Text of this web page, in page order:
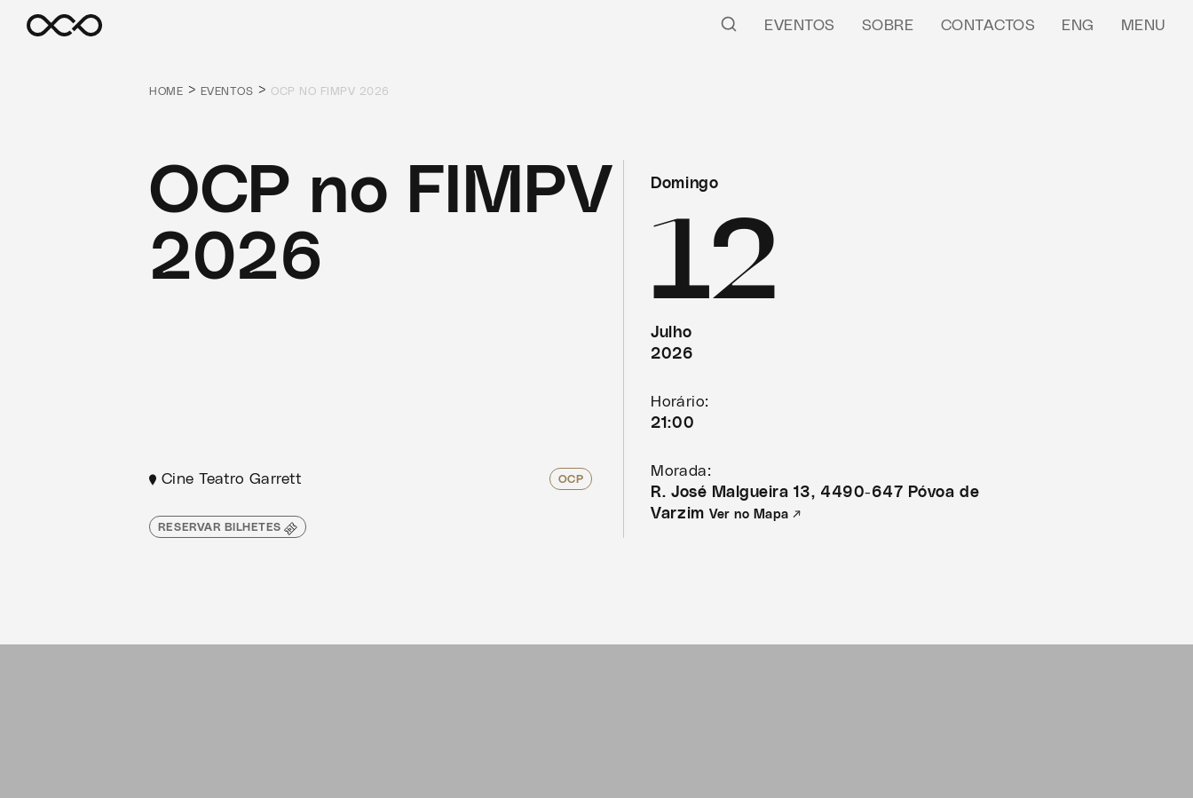
EVENTOS SOBRE CONTACTOS ENG MENU
HOME > EVENTOS >OCP NO FIMPV 2026
OCP no FIMPV
2026
Cine Teatro Garrett OCP
RESERVAR BILHETES
Domingo
12
Julho
2026
Horário:
21:00
Morada:
R. José Malgueira 13, 4490-647 Póvoa de
VarzimVer no Mapa ↗